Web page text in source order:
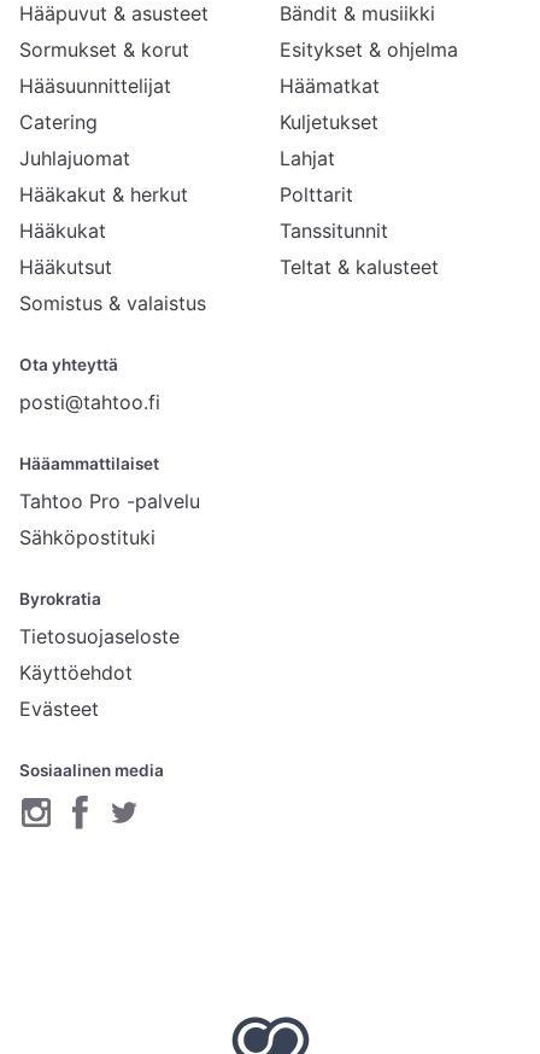
Ota yhteyttä
posti@tahtoo.fi
Hääammattilaiset
Tahtoo Pro -palvelu
Sähköpostituki
Byrokratia
Tietosuojaseloste
Käyttöehdot
Evästeet
Sosiaalinen media
Hääpuvut & asusteet
Sormukset & korut
Hääsuunnittelijat
Catering
Juhlajuomat
Hääkakut & herkut
Hääkukat
Hääkutsut
Somistus & valaistus
Bändit & musiikki
Esitykset & ohjelma
Häämatkat
Kuljetukset
Lahjat
Polttarit
Tanssitunnit
Teltat & kalusteet